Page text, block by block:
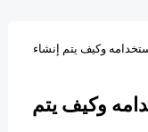
وكيف يتم إنشاء
وكيف يتم